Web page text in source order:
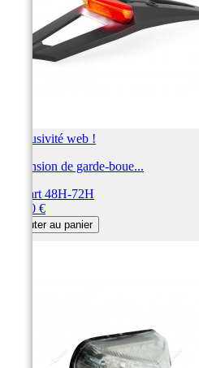
Exclusivité web !
Extension de garde-boue...
Départ 48H-72H
40,00 €
Ajouter au panier